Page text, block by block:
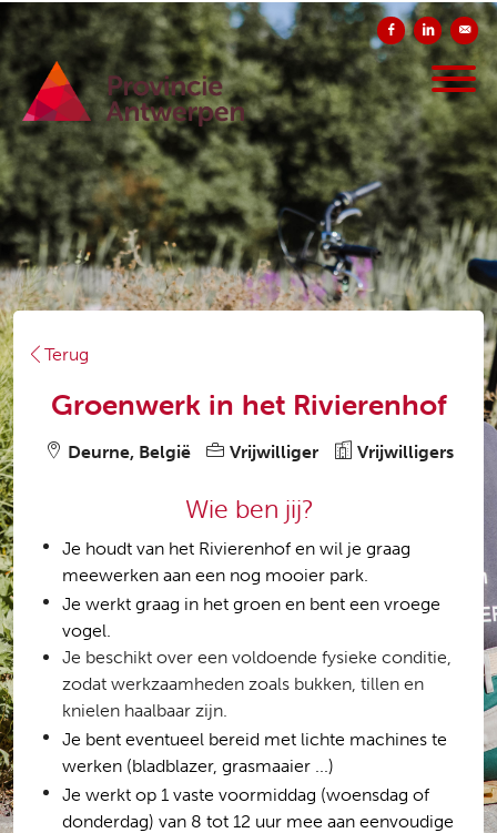
Delen op Facebook
Delen op
Terug
Groenwerk in het Rivierenhof
Deurne, België Vrijwilliger Vrijwilligers
Wie ben jij?
Je houdt van het Rivierenhof en wil je graag
meewerken aan een nog mooier park.
Je werkt graag in het groen en bent een vroege
vogel.
Je beschikt over een voldoende fysieke conditie,
zodat werkzaamheden zoals bukken, tillen en
knielen haalbaar zijn.
Je bent eventueel bereid met lichte machines te
werken (bladblazer, grasmaaier ...)
Je werkt op 1 vaste voormiddag (woensdag of
donderdag) van 8 tot 12 uur mee aan eenvoudige